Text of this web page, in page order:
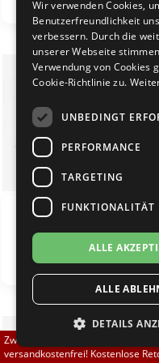
Brautschuhe
Sneaker
Übergrößen 43-44
Flexerinas
Merlet
Nueva Epoca
RayRose
Rummos
Rumpf
TopTanz
[inkl. 19% MwSt zzgl.Versand
Só Danca CH791 silber
69,00 EUR
[inkl. 19% MwSt zzgl. ]
Zwischen 70,00 EUR und 800,00
versandkostenfrei! Kostenlose
Wir verwenden Cookies,
Benutzerfreundlichkeit
verbessern. Durch die
unserer Webseite
Verwendung von Cookies
Cookie-Richtlinie zu.
UNBEDINGT
PERFORMANCE
TARGETING
FUNKTIONALITÄT
ALLE
ALLE
DETAILS